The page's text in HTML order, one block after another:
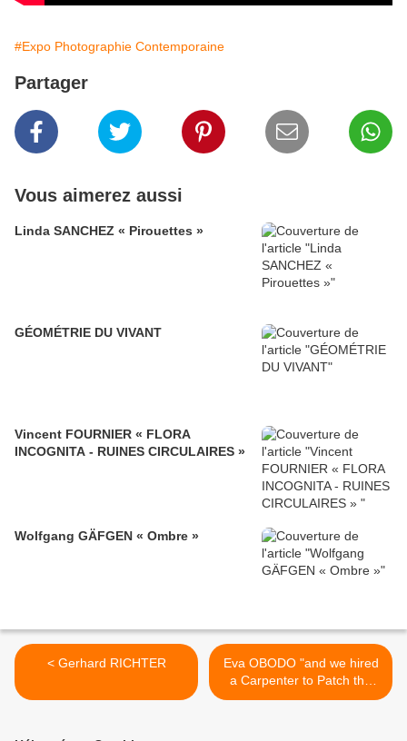
#Expo Photographie Contemporaine
Partager
Vous aimerez aussi
Linda SANCHEZ « Pirouettes »
GÉOMÉTRIE DU VIVANT
Vincent FOURNIER « FLORA
INCOGNITA - RUINES CIRCULAIRES »
Wolfgang GÄFGEN « Ombre »
< Gerhard RICHTER
Eva OBODO "and we hired
a Carpenter to Patch the
Cloth" >